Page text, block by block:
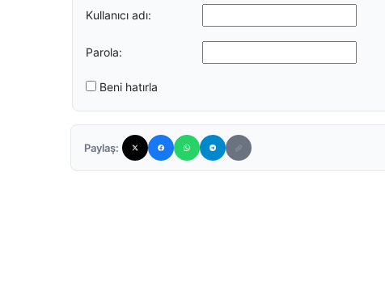
Kullanıcı adı:
Parola:
Beni hatırla
Paylaş: